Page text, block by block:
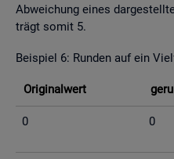
Ab­wei­chung eines
trägt somit 5.
Bei­spiel 6: Run­den auf ein
Ori­gi­nal­wert
0 0